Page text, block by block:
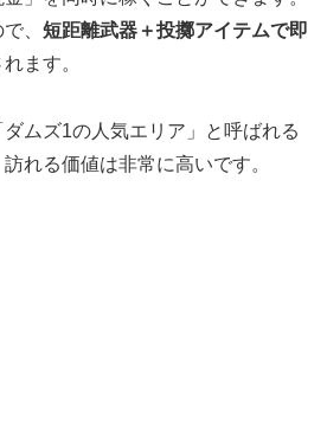
、 短距離武器＋投擲アイテムで即
ます。
ムズ1の人気エリア」と呼ばれる
れる価値は非常に高いです。